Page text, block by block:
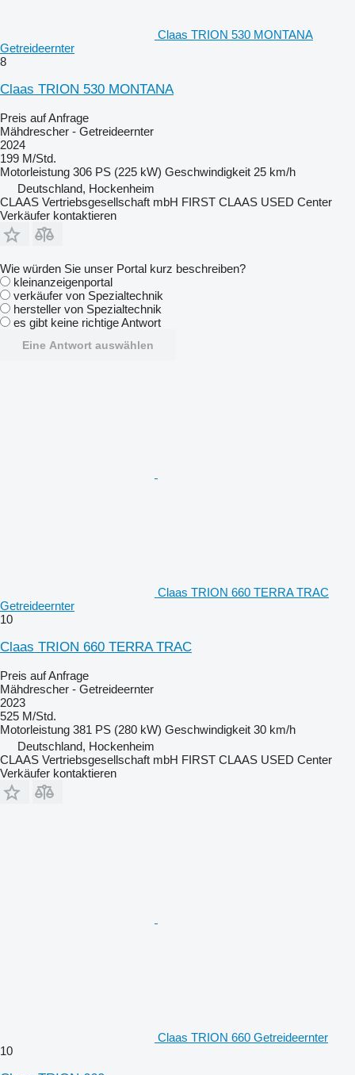
Claas TRION 530 MONTANA
Getreideernter
8
Claas TRION 530 MONTANA
Preis auf Anfrage
Mähdrescher - Getreideernter
2024
199 M/Std.
Motorleistung 306 PS (225 kW) Geschwindigkeit 25 km/h
Deutschland, Hockenheim
CLAAS Vertriebsgesellschaft mbH FIRST CLAAS USED Center
Verkäufer kontaktieren
Wie würden Sie unser Portal kurz beschreiben?
kleinanzeigenportal
verkäufer von Spezialtechnik
hersteller von Spezialtechnik
es gibt keine richtige Antwort
Eine Antwort auswählen
Claas TRION 660 TERRA TRAC
Getreideernter
10
Claas TRION 660 TERRA TRAC
Preis auf Anfrage
Mähdrescher - Getreideernter
2023
525 M/Std.
Motorleistung 381 PS (280 kW) Geschwindigkeit 30 km/h
Deutschland, Hockenheim
CLAAS Vertriebsgesellschaft mbH FIRST CLAAS USED Center
Verkäufer kontaktieren
Claas TRION 660 Getreideernter
10